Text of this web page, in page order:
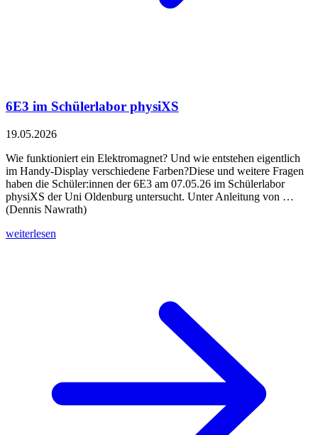
6E3 im Schülerlabor physiXS
19.05.2026
Wie funktioniert ein Elektromagnet? Und wie entstehen eigentlich
im Handy-Display verschiedene Farben?Diese und weitere Fragen
haben die Schüler:innen der 6E3 am 07.05.26 im Schülerlabor
physiXS der Uni Oldenburg untersucht. Unter Anleitung von …
(Dennis Nawrath)
weiterlesen